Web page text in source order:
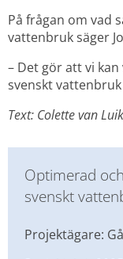
På frågan om vad
vattenbruk säger
– Det gör att vi
svenskt
Text: Colette van Luik
Optimerad
svenskt
Projektägare: